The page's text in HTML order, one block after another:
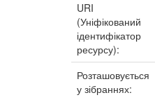
URI
(Уніфікований
ідентифікатор
ресурсу):
Розташовується
у зібраннях: